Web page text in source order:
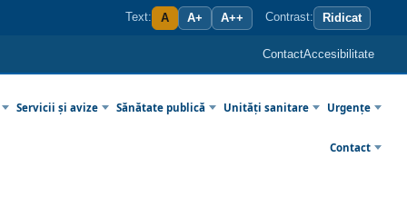
Text: A A+ A++ Contrast: Ridicat
ContactAccesibilitate
Servicii și avize Sănătate publică Unități sanitare Urgențe
Contact